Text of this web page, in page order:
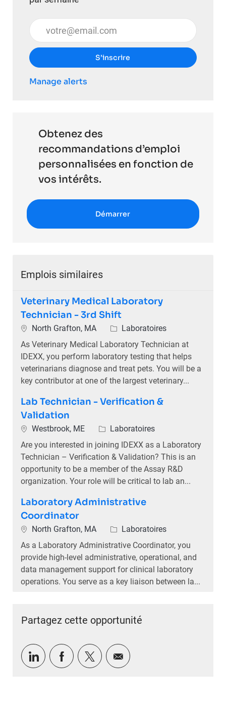
Entrez l’adresse e-mail (obligatoire)
S’inscrire
Manage alerts
Obtenez des
recommandations d’emploi
personnalisées en fonction de
vos intérêts.
Démarrer
Emplois similaires
Veterinary Medical Laboratory
Technician - 3rd Shift
Emplacement
North Grafton, MA Catégorie
Laboratoires
As Veterinary Medical Laboratory Technician at
IDEXX, you perform laboratory testing that helps
veterinarians diagnose and treat pets. You will be a
key contributor at one of the largest veterinary...
Lab Technician - Verification &
Validation
Emplacement
Westbrook, ME Catégorie
Laboratoires
Are you interested in joining IDEXX as a Laboratory
Technician – Verification & Validation? This is an
opportunity to be a member of the Assay R&D
organization. Your role will be critical to lab an...
Laboratory Administrative
Coordinator
Emplacement
North Grafton, MA Catégorie
Laboratoires
As a Laboratory Administrative Coordinator, you
provide high-level administrative, operational, and
data management support for clinical laboratory
operations. You serve as a key liaison between la...
Partagez cette opportunité
Partager via LinkedIn
Partager via Facebook
Partager via twitter
Partager par e-mail